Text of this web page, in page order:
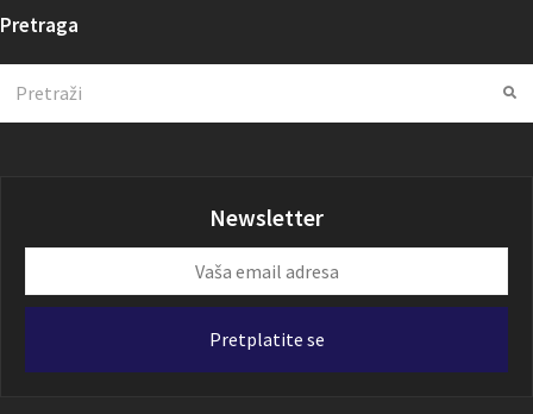
Pretraga
Newsletter
email
Pretplatite se